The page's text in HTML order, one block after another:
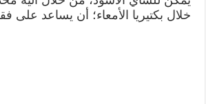
خلال بكتيريا الأمعاء؛ أن يساعد على